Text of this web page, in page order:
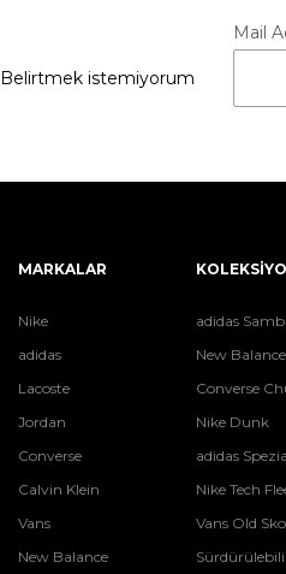
Belirtmek istemiyorum
Mail
MARKALAR
Nike
adidas
Lacoste
Jordan
Converse
Calvin Klein
Vans
New Balance
adidas
New
Converse
Nike Dunk
adidas
Nike Tech
Vans Old